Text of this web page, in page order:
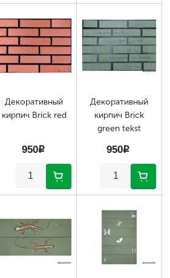
Декоративный
кирпич Brick red
950p
Декоративный
кирпич Brick
green tekst
950p